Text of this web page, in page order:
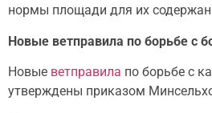
нормы площади для их
Новые ветправила по борьбе с
Новые ветправила по борьбе с
утверждены приказом